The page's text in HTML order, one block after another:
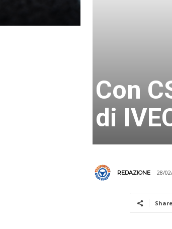
Con
di
REDAZIONE 28/
Share